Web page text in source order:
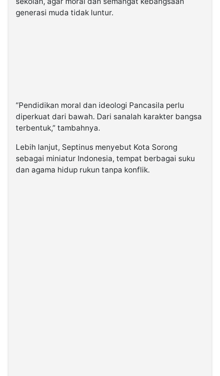
generasi muda tidak luntur.
“Pendidikan moral dan ideologi Pancasila perlu
diperkuat dari bawah. Dari sanalah karakter bangsa
terbentuk,” tambahnya.
Lebih lanjut, Septinus menyebut Kota Sorong
sebagai miniatur Indonesia, tempat berbagai suku
dan agama hidup rukun tanpa konflik.